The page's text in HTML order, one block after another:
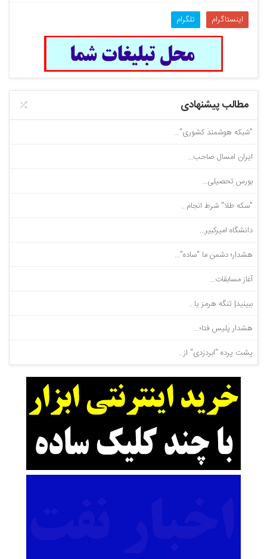
اینستاگرام تلگرام
مطالب پیشنهادی
"شبکه هوشمند کشوری"...
ایران امسال صاحب...
بورس تحصیلی...
"سکه طلا" شرط انجام...
دانشگاه امیرکبیر...
هشدار؛ دشمن ما "ساده"...
آغاز مسابقات...
ببینید| تنگه هرمز یا...
هشدار پلیس فتا؛...
پشت پرده "ابردزدی" از...